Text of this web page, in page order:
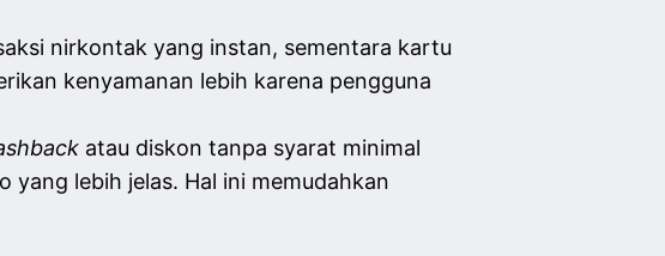
nirkontak yang instan, sementara kartu
kenyamanan lebih karena pengguna
atau diskon tanpa syarat minimal
lebih jelas. Hal ini memudahkan